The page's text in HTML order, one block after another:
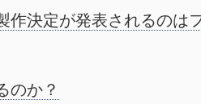
作決定が発表されるのは
のか？